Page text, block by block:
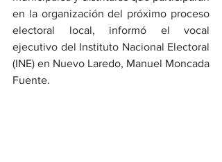
en la organización del próximo proceso
electoral local, informó el vocal
ejecutivo del Instituto Nacional Electoral
(INE) en Nuevo Laredo, Manuel Moncada
Fuente.